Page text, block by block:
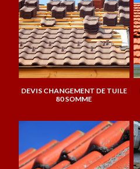
DEVIS CHANGEMENT DE TUILE
80 SOMME